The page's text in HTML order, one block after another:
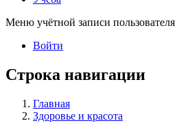
Меню учётной записи пользователя
Войти
Строка навигации
Главная
Здоровье и красота